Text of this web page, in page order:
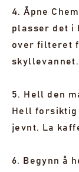
4. Åpne
plasser det i
over filteret
skyllevannet.
5. Hell den
Hell forsiktig
jevnt. La
6. Begynn å